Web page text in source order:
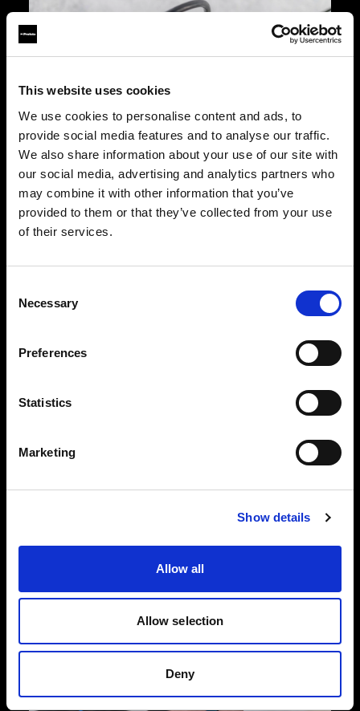
This website uses cookies
We use cookies to personalise content and ads, to
provide social media features and to analyse our traffic.
We also share information about your use of our site with
our social media, advertising and analytics partners who
may combine it with other information that you’ve
provided to them or that they’ve collected from your use
of their services.
Selection
Necessary
Preferences
Statistics
Marketing
Show details
Allow all
Allow selection
Deny
Precisione e controllo impressionanti
di mano sarà semplice ottenere il set-up di luce
stop da 2,4 fino a 2400 Ws; disporrai inoltre di
Costruito per durare con prestazioni coerenti
elevati con un’incredibile coerenza. Costruito
con ingegneria e abilità senza compromessi, è